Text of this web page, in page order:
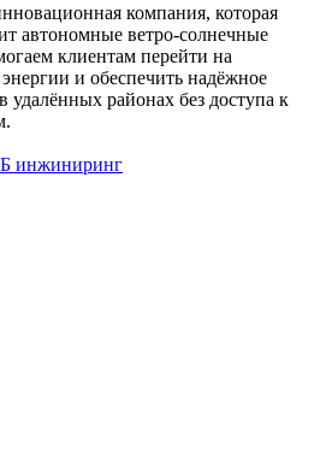
компания, которая
автономные ветро‑солнечные
клиентам перейти на
и обеспечить надёжное
удалённых районах без доступа к
инжиниринг